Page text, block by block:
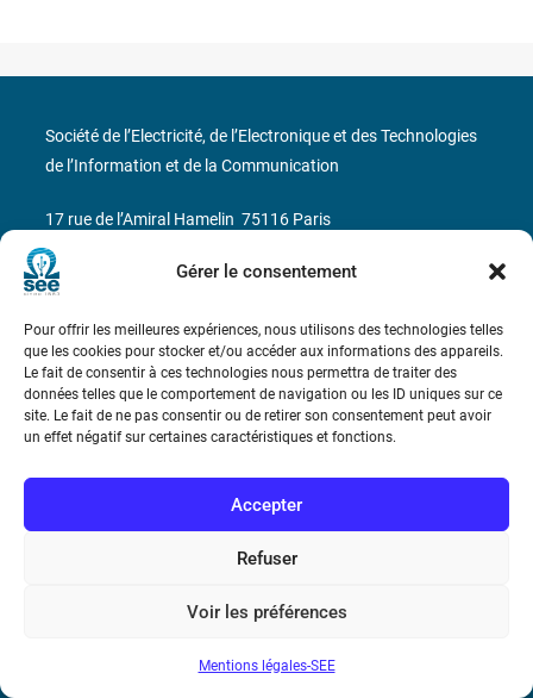
Gérer le consentement
Pour offrir les meilleures expériences, nous utilisons des technologies telles
que les cookies pour stocker et/ou accéder aux informations des appareils.
Le fait de consentir à ces technologies nous permettra de traiter des
données telles que le comportement de navigation ou les ID uniques sur ce
site. Le fait de ne pas consentir ou de retirer son consentement peut avoir
un effet négatif sur certaines caractéristiques et fonctions.
Accepter
Refuser
Voir les préférences
Mentions légales-SEE
Marie Ampère
Conditions Générales de Vente
Mentions légales
Société de l’Electricité, de l’Electronique et des Technologies
de l’Information et de la Communication
17 rue de l’Amiral Hamelin 75116 Paris
Métro : « Boissière » Ligne 6 et « Iéna » Ligne 9
Téléphone : (+33) 1 56 90 37 17
N° de SIREN : 785 393 232, Code APE : 9412Z TVA intra-
communautaire : FR44 785 393 232